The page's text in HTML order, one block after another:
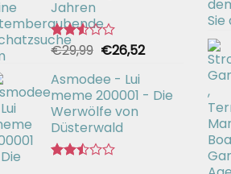
Jahren
Bewertet
2.54
von 5
€29,99 Ursprünglicher
war:
€29,99
€26,52Aktueller
€26,52.
Asmodee - Lui
meme 200001 - Die
Werwölfe von
Düsterwald